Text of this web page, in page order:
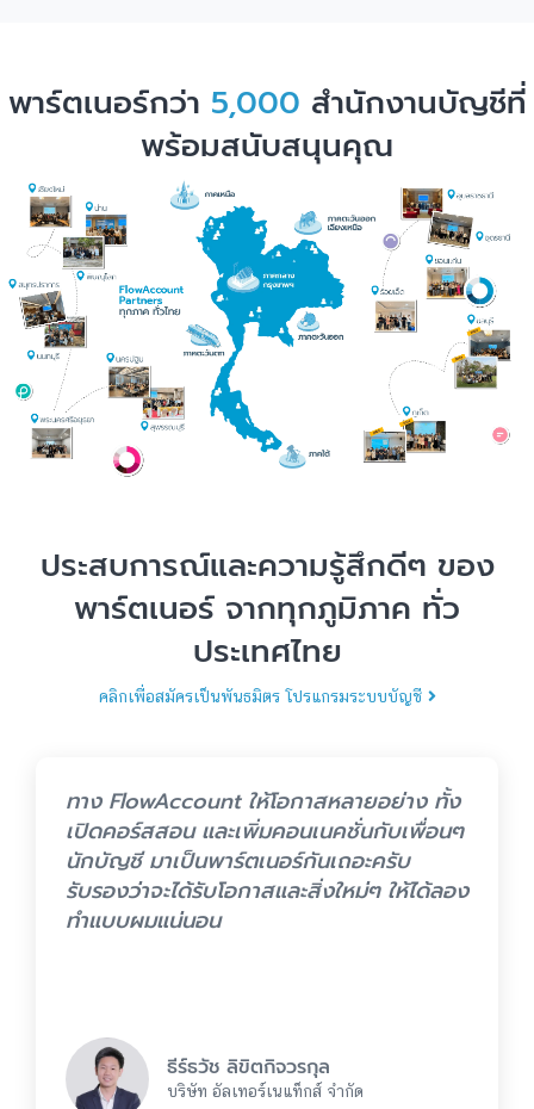
พาร์ตเนอร์กว่า 5,000 สำนักงานบัญชีที่
พร้อมสนับสนุนคุณ
ประสบการณ์และความรู้สึกดีๆ ของ
พาร์ตเนอร์ จากทุกภูมิภาค ทั่ว
ประเทศไทย
คลิกเพื่อสมัครเป็นพันธมิตร โปรแกรมระบบบัญชี
ทาง FlowAccount ให้โอกาสหลายอย่าง ทั้ง
เปิดคอร์สสอน และเพิ่มคอนเนคชั่นกับเพื่อนๆ
นักบัญชี มาเป็นพาร์ตเนอร์กันเถอะครับ
รับรองว่าจะได้รับโอกาสและสิ่งใหม่ๆ ให้ได้ลอง
ทำแบบผมแน่นอน
ธีร์ธวัช ลิขิตกิจวรกุล
บริษัท อัลเทอร์เนแท็กส์ จำกัด